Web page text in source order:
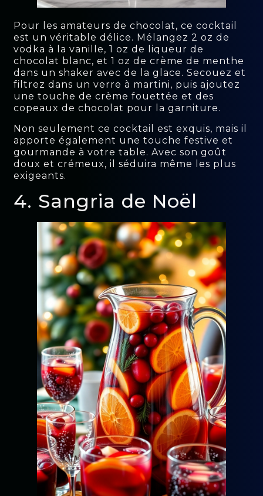
Pour les amateurs de chocolat, ce cocktail
est un véritable délice. Mélangez 2 oz de
vodka à la vanille, 1 oz de liqueur de
chocolat blanc, et 1 oz de crème de menthe
dans un shaker avec de la glace. Secouez et
filtrez dans un verre à martini, puis ajoutez
une touche de crème fouettée et des
copeaux de chocolat pour la garniture.
Non seulement ce cocktail est exquis, mais il
apporte également une touche festive et
gourmande à votre table. Avec son goût
doux et crémeux, il séduira même les plus
exigeants.
4. Sangria de Noël